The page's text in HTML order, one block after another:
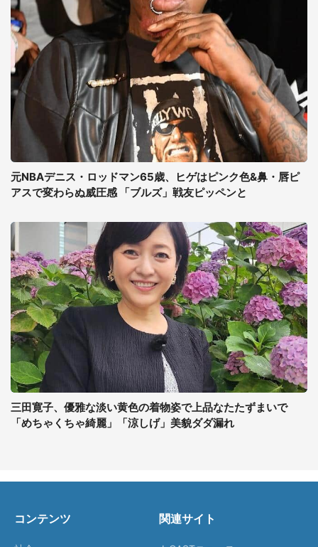
元NBAデニス・ロッドマン65歳、ヒゲはピンク色&鼻・唇ピ
アスで変わらぬ威圧感 「ブルズ」戦友ピッペンと
三田寛子、優雅な淡い黄色の着物姿で上品なたたずまいで
「めちゃくちゃ綺麗」「涼しげ」美貌ダダ漏れ
コンテンツ 関連サイト